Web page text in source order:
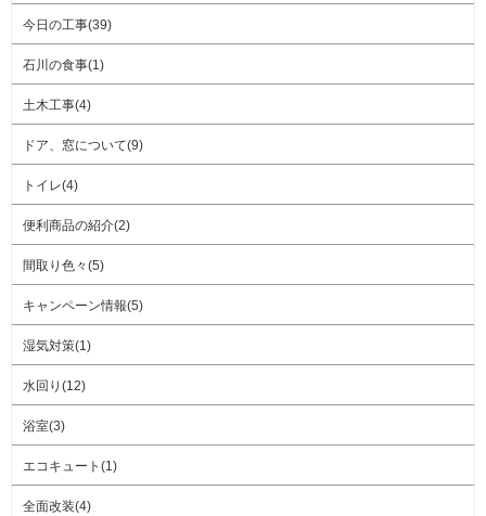
今日の工事(39)
石川の食事(1)
土木工事(4)
ドア、窓について(9)
トイレ(4)
便利商品の紹介(2)
間取り色々(5)
キャンペーン情報(5)
湿気対策(1)
水回り(12)
浴室(3)
エコキュート(1)
全面改装(4)